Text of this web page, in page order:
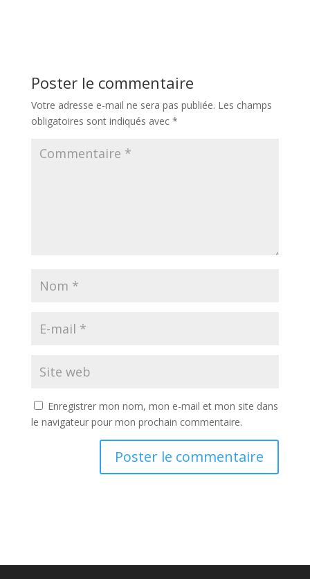
Poster le commentaire
Votre adresse e-mail ne sera pas publiée. Les champs
obligatoires sont indiqués avec *
Enregistrer mon nom, mon e-mail et mon site dans
le navigateur pour mon prochain commentaire.